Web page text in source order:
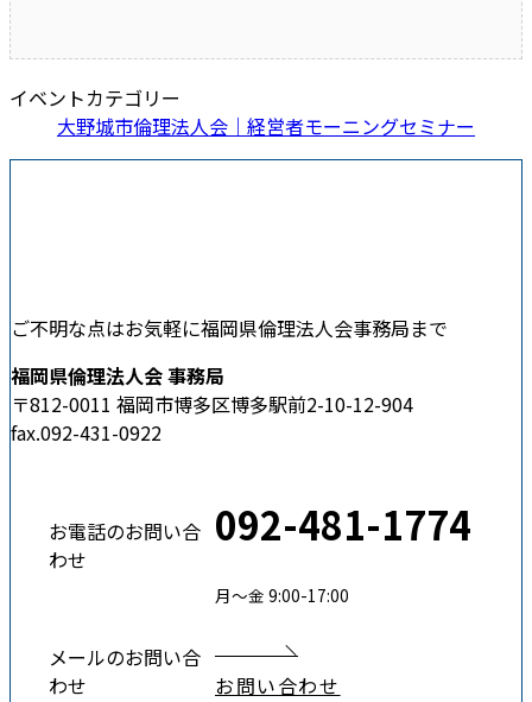
イベントカテゴリー
大野城市倫理法人会｜経営者モーニングセミナー
ご不明な点はお気軽に福岡県倫理法人会事務局まで
福岡県倫理法人会 事務局
〒812-0011 福岡市博多区博多駅前2-10-12-904
fax.092-431-0922
お電話のお問い合
わせ
092-481-1774
月〜金 9:00-17:00
メールのお問い合
わせ
お問い合わせ